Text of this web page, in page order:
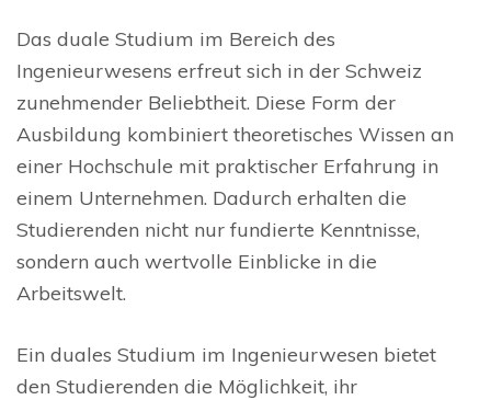
Das duale Studium im Bereich des
Ingenieurwesens erfreut sich in der Schweiz
zunehmender Beliebtheit. Diese Form der
Ausbildung kombiniert theoretisches Wissen an
einer Hochschule mit praktischer Erfahrung in
einem Unternehmen. Dadurch erhalten die
Studierenden nicht nur fundierte Kenntnisse,
sondern auch wertvolle Einblicke in die
Arbeitswelt.
Ein duales Studium im Ingenieurwesen bietet
den Studierenden die Möglichkeit, ihr